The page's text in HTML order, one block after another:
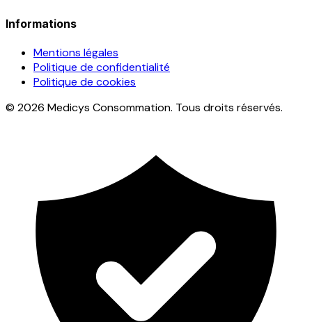
Informations
Mentions légales
Politique de confidentialité
Politique de cookies
© 2026 Medicys Consommation. Tous droits réservés.